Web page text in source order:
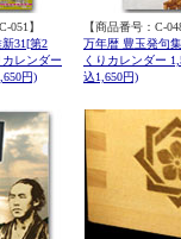
051】
31[第2
レンダー
円)
【商品番号：C-
万年暦 豊玉発句
くりカレンダー
込1,650円)